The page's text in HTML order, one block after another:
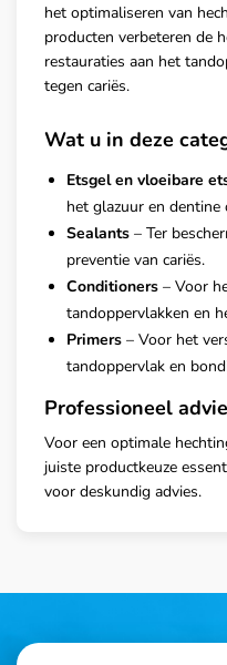
het optimaliseren van
producten verbeteren de
restauraties aan het
tegen cariës.
Wat u in deze
Etsgel en vloeibare
het glazuur en dentine
Sealants – Ter
preventie van cariës.
Conditioners – Voor
tandoppervlakken en
Primers – Voor het
tandoppervlak en
Professioneel
Voor een optimale
juiste productkeuze
voor deskundig advies.